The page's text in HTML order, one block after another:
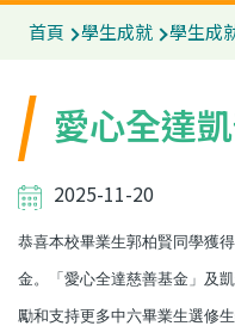
導
連
結
首頁 學生成就 學生成
愛心全達
2025-11-20
恭喜本校畢業生郭柏賢同學獲
金。「愛心全達慈善基金」及
勵和支持更多中六畢業生選修